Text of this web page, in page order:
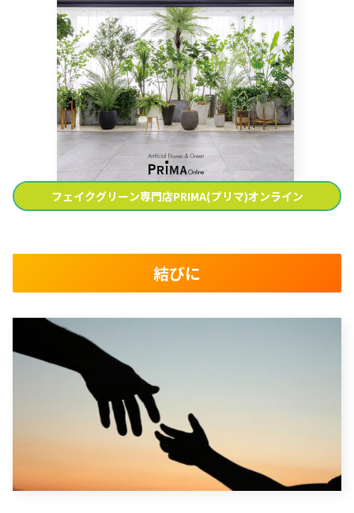
フェイクグリーン専門店PRIMA(プリマ)オンライン
結びに